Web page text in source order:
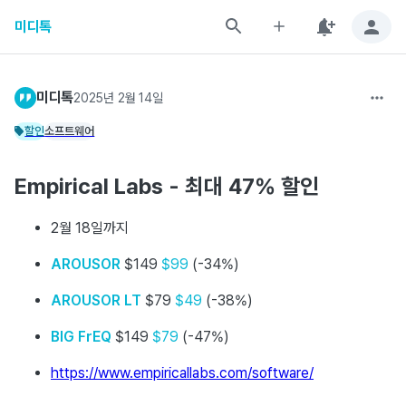
미디톡
미디톡2025년 2월 14일
할인소프트웨어
Empirical Labs - 최대 47% 할인
2월 18일까지
AROUSOR $149 $99 (-34%)
AROUSOR LT $79 $49 (-38%)
BIG FrEQ $149 $79 (-47%)
https://www.empiricallabs.com/software/